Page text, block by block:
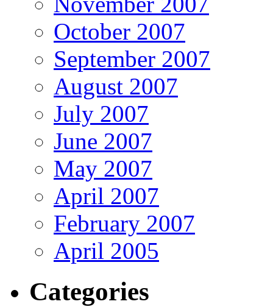
October 2007
September 2007
August 2007
July 2007
June 2007
May 2007
April 2007
February 2007
April 2005
Categories